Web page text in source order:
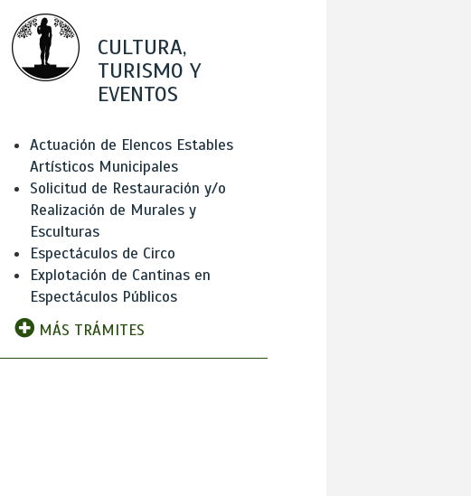
CULTURA,
TURISMO Y
EVENTOS
Actuación de Elencos Estables
Artísticos Municipales
Solicitud de Restauración y/o
Realización de Murales y
Esculturas
Espectáculos de Circo
Explotación de Cantinas en
Espectáculos Públicos
MÁS TRÁMITES